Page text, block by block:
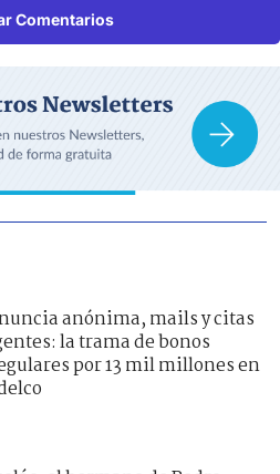
Comentarios
anónima, mails y citas
la trama de bonos
por 13 mil millones en